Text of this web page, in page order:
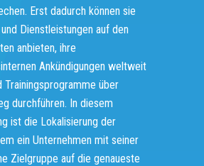
Erst dadurch können sie
Dienstleistungen auf den
anbieten, ihre
Ankündigungen weltweit
Trainingsprogramme über
durchführen. In diesem
ist die Lokalisierung der
ein Unternehmen mit seiner
Zielgruppe auf die genaueste